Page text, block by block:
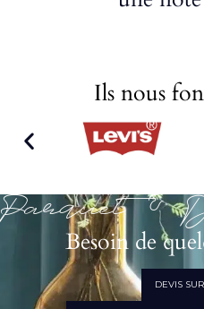
Ils nous
Parquet &
Besoin de
DEVIS